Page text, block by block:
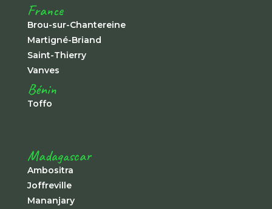
France
Brou-sur-Chantereine
Martigné-Briand
Saint-Thierry
Vanves
Bénin
Toffo
Madagascar
Ambositra
Joffreville
Mananjary